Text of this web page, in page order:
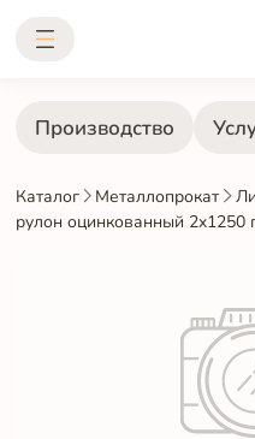
Производство
Каталог Металлопрокат
рулон оцинкованный 2x1250